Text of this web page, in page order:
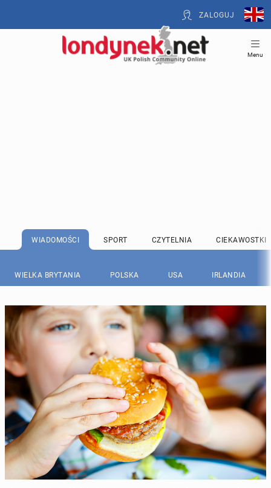
ZALOGUJ
Menu
WIADOMOŚCI SPORT CZYTELNIA CIEKAWOSTKI
WIELKA BRYTANIA POLSKA USA IRLANDIA